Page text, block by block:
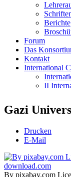
Berichte
Forum
Das
Kontakt
International
II
Gazi
Drucken
E-Mail
By pixabay.com